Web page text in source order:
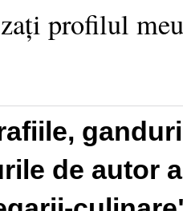
profilul
de autor